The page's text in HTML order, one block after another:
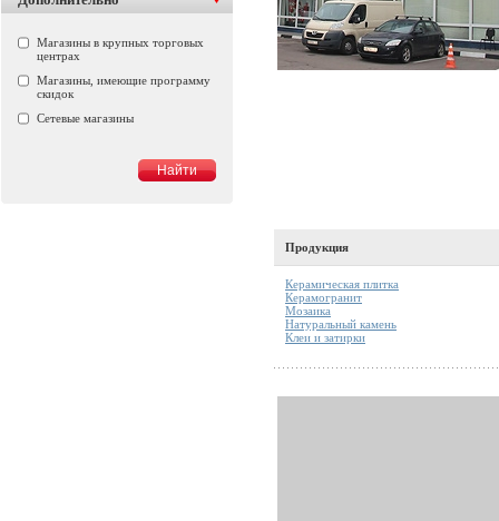
Продукция
Керамическая плитка
Керамогранит
Мозаика
Натуральный камень
Клеи и затирки
Магазины в крупных торговых
центрах
Магазины, имеющие программу
скидок
Сетевые магазины